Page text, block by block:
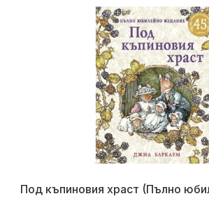
Под къпиновия храст (Пълно